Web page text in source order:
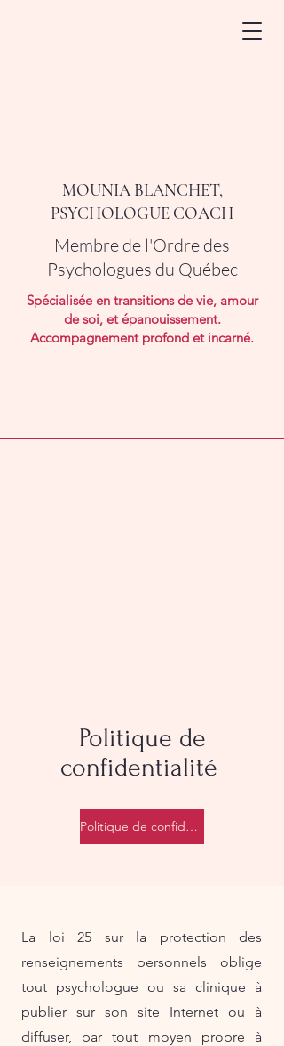
MOUNIA BLANCHET,
PSYCHOLOGUE COACH
Membre de l'Ordre des
Psychologues du Québec
Spécialisée en transitions de vie, amour
de soi, et épanouissement.
Accompagnement profond et incarné.
Politique de
confidentialité
Politique de confidentialité - Pdf
La loi 25 sur la protection des
renseignements personnels oblige
tout psychologue ou sa clinique à
publier sur son site Internet ou à
diffuser, par tout moyen propre à